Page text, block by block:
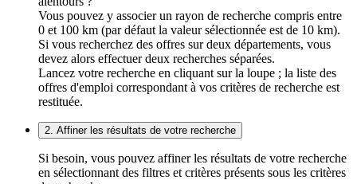
Vous pouvez y associer un rayon de recherche compris entre
0 et 100 km (par défaut la valeur sélectionnée est de 10 km).
Si vous recherchez des offres sur deux départements, vous
devez alors effectuer deux recherches séparées.
Lancez votre recherche en cliquant sur la loupe ; la liste des
offres d'emploi correspondant à vos critères de recherche est
restituée.
2. Affiner les résultats de votre recherche
Si besoin, vous pouvez affiner les résultats de votre recherche
en sélectionnant des filtres et critères présents sous les critères